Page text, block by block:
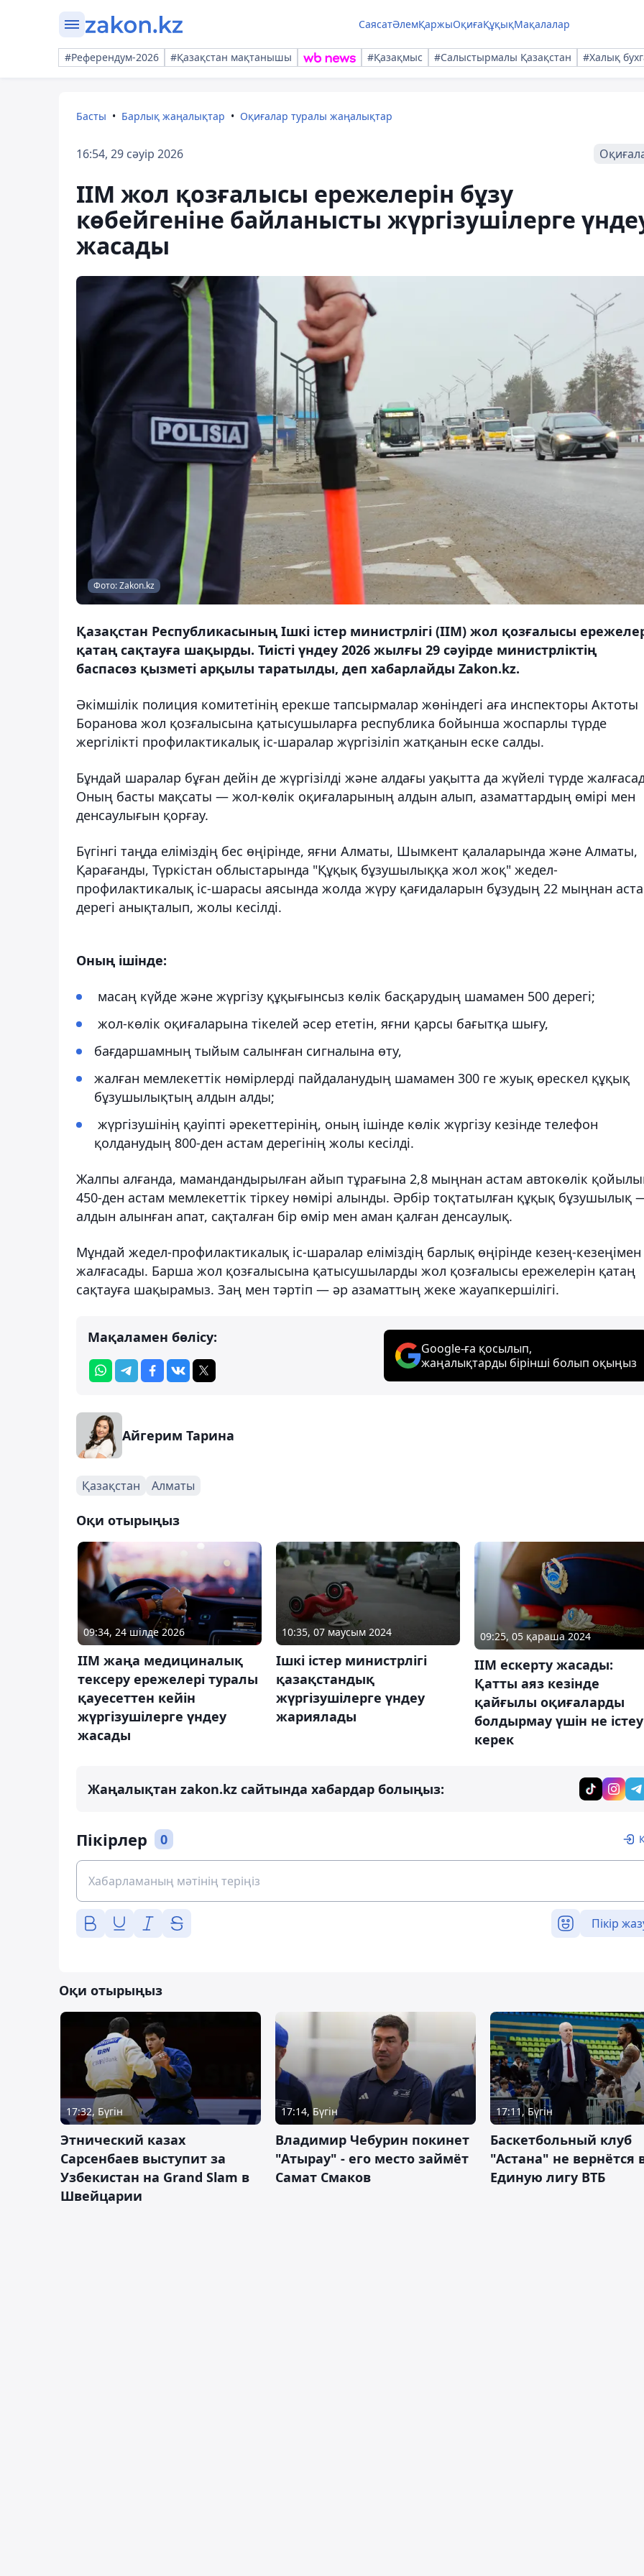
СаясатӘлемҚаржыОқиғаҚұқықМақалалар
#Референдум-2026 #Қазақстан мақтанышы #Қазақмыс #Салыстырмалы Қазақстан #Халық
Басты Барлық жаңалықтар Оқиғалар туралы жаңалықтар
16:54, 29 сәуір 2026
ІІМ жол қозғалысы ережелерін бұзу
көбейгеніне байланысты жүргізушілерге
жасады
Фото: Zakon.kz
Қазақстан Республикасының Ішкі істер министрлігі (ІІМ) жол қозғалысы
қатаң сақтауға шақырды. Тиісті үндеу 2026 жылғы 29 сәуірде министрліктің
баспасөз қызметі арқылы таратылды, деп хабарлайды Zakon.kz.
Әкімшілік полиция комитетінің ерекше тапсырмалар жөніндегі аға инспекторы Актоты
Боранова жол қозғалысына қатысушыларға республика бойынша жоспарлы түрде
жергілікті профилактикалық іс-шаралар жүргізіліп жатқанын еске салды.
Бұндай шаралар бұған дейін де жүргізілді және алдағы уақытта да жүйелі түрде
Оның басты мақсаты — жол-көлік оқиғаларының алдын алып, азаматтардың өмірі мен
денсаулығын қорғау.
Бүгінгі таңда еліміздің бес өңірінде, яғни Алматы, Шымкент қалаларында және Алматы,
Қарағанды, Түркістан облыстарында "Құқық бұзушылыққа жол жоқ" жедел-
профилактикалық іс-шарасы аясында жолда жүру қағидаларын бұзудың 22 мыңнан
дерегі анықталып, жолы кесілді.
Оның ішінде:
масаң күйде және жүргізу құқығынсыз көлік басқарудың шамамен 500 дерегі;
жол-көлік оқиғаларына тікелей әсер ететін, яғни қарсы бағытқа шығу,
бағдаршамның тыйым салынған сигналына өту,
жалған мемлекеттік нөмірлерді пайдаланудың шамамен 300 ге жуық өрескел құқық
бұзушылықтың алдын алды;
жүргізушінің қауіпті әрекеттерінің, оның ішінде көлік жүргізу кезінде телефон
қолданудың 800-ден астам дерегінің жолы кесілді.
Жалпы алғанда, мамандандырылған айып тұрағына 2,8 мыңнан астам автокөлік
450-ден астам мемлекеттік тіркеу нөмірі алынды. Әрбір тоқтатылған құқық бұзушылық
алдын алынған апат, сақталған бір өмір мен аман қалған денсаулық.
Мұндай жедел-профилактикалық іс-шаралар еліміздің барлық өңірінде кезең-кезеңімен
жалғасады. Барша жол қозғалысына қатысушыларды жол қозғалысы ережелерін қатаң
сақтауға шақырамыз. Заң мен тәртіп — әр азаматтың жеке жауапкершілігі.
Мақаламен бөлісу:
Google-ға қосылып,
жаңалықтарды бірінші болып оқыңыз
Айгерим Тарина
Қазақстан Алматы
Оқи отырыңыз
09:34, 24 шілде 2026
ІІМ жаңа медициналық
тексеру ережелері туралы
қауесеттен кейін
жүргізушілерге үндеу
жасады
10:35, 07 маусым 2024
Ішкі істер министрлігі
қазақстандық
жүргізушілерге үндеу
жариялады
09:25, 05 қараша 2024
ІІМ ескерту жасады:
Қатты аяз кезінде
қайғылы оқиғаларды
болдырмау үшін не істеу
керек
Жаңалықтан zakon.kz сайтында хабардар болыңыз:
Пікірлер 0
Пікір
Оқи отырыңыз
17:32, Бүгін
Этнический казах
Сарсенбаев выступит за
Узбекистан на Grand Slam в
Швейцарии
17:14, Бүгін
Владимир Чебурин покинет
"Атырау" - его место займёт
Самат Смаков
17:11, Бүгін
Баскетбольный клуб
"Астана" не вернётся
Единую лигу ВТБ